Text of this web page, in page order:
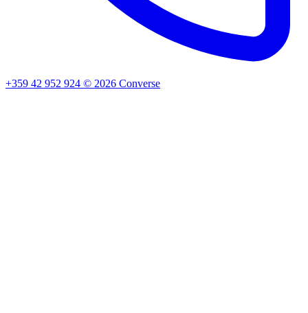
+359 42 952 924 © 2026 Converse